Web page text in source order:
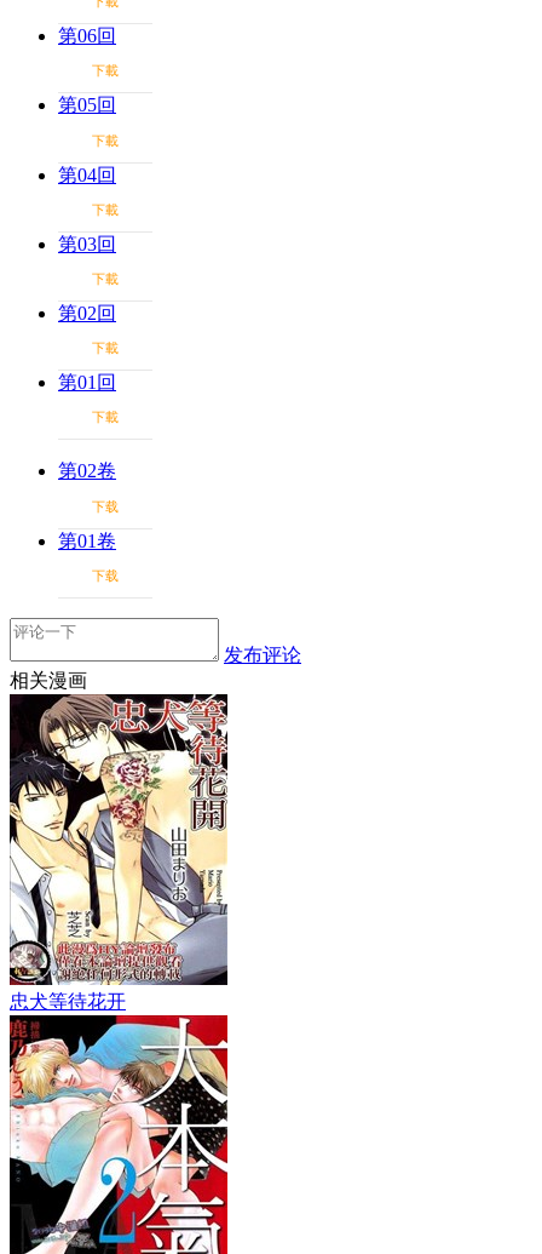
第06回
下載
第05回
下載
第04回
下載
第03回
下載
第02回
下載
第01回
下載
第02卷
下载
第01卷
下载
发布评论
相关漫画
忠犬等待花开